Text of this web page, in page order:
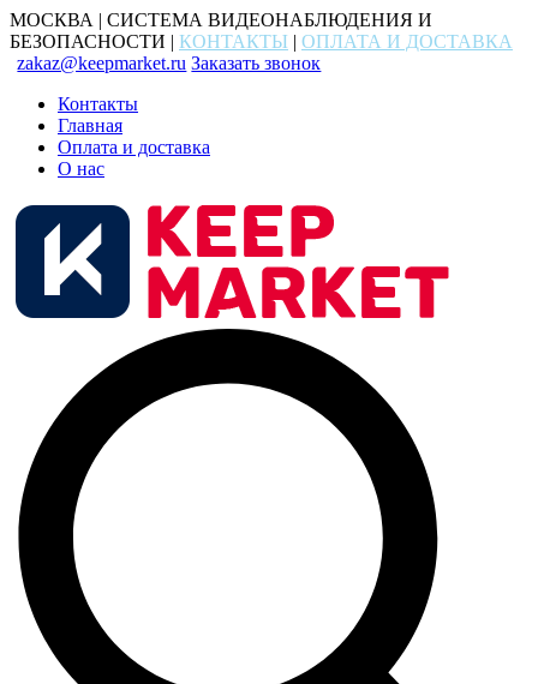
МОСКВА | СИСТЕМА ВИДЕОНАБЛЮДЕНИЯ И
БЕЗОПАСНОСТИ | КОНТАКТЫ | ОПЛАТА И ДОСТАВКА
zakaz@keepmarket.ru Заказать звонок
Контакты
Главная
Оплата и доставка
О нас